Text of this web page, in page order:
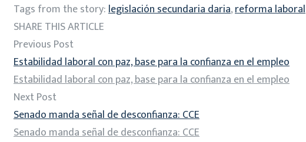
Tags from the story:legislación secundaria daria,reforma laboral
SHARE THIS ARTICLE
Previous Post
Estabilidad laboral con paz, base para la confianza en el empleo
Estabilidad laboral con paz, base para la confianza en el empleo
Next Post
Senado manda señal de desconfianza: CCE
Senado manda señal de desconfianza: CCE